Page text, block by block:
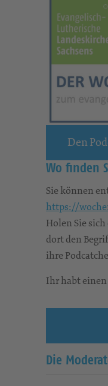
Den
Wo finden
Sie können
https://
Holen Sie
dort den
ihre
Ihr habt
Die